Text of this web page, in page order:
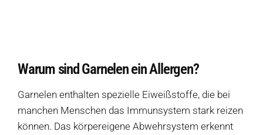
Warum sind Garnelen ein Allergen?
Garnelen enthalten spezielle Eiweißstoffe, die bei
manchen Menschen das Immunsystem stark reizen
können. Das körpereigene Abwehrsystem erkennt
Welche Produkte sollte ich meiden, wenn ich keine Garnelen vertrage?
Wie wird Garnelen in Zutatenlisten noch bezeichnet?
Welche allergiefreien Alternativen ersetzen Garnelen?